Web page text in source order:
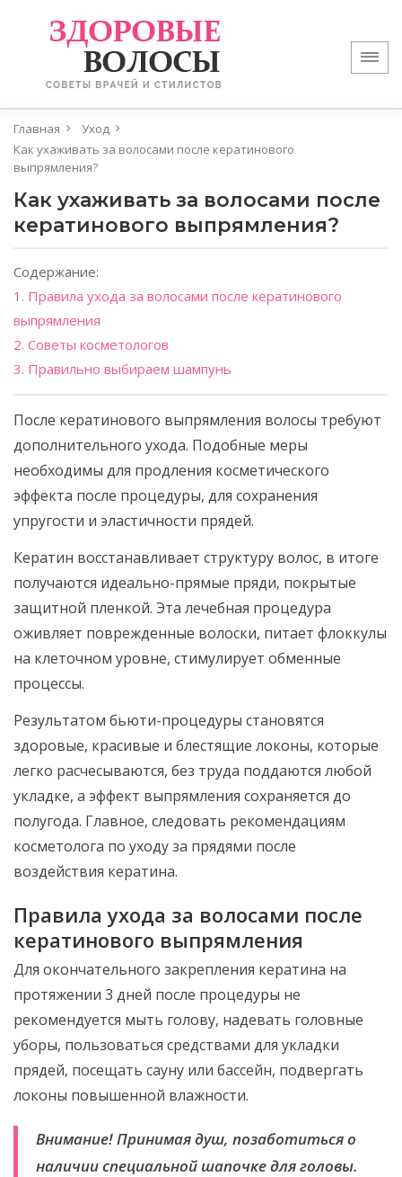
Главная
Уход
Как ухаживать за волосами после кератинового
выпрямления?
Как ухаживать за волосами после
кератинового выпрямления?
Содержание:
1. Правила ухода за волосами после кератинового
выпрямления
2. Советы косметологов
3. Правильно выбираем шампунь
После кератинового выпрямления волосы требуют
дополнительного ухода. Подобные меры
необходимы для продления косметического
эффекта после процедуры, для сохранения
упругости и эластичности прядей.
Кератин восстанавливает структуру волос, в итоге
получаются идеально-прямые пряди, покрытые
защитной пленкой. Эта лечебная процедура
оживляет поврежденные волоски, питает флоккулы
на клеточном уровне, стимулирует обменные
процессы.
Результатом бьюти-процедуры становятся
здоровые, красивые и блестящие локоны, которые
легко расчесываются, без труда поддаются любой
укладке, а эффект выпрямления сохраняется до
полугода. Главное, следовать рекомендациям
косметолога по уходу за прядями после
воздействия кератина.
Правила ухода за волосами после
кератинового выпрямления
Для окончательного закрепления кератина на
протяжении 3 дней после процедуры не
рекомендуется мыть голову, надевать головные
уборы, пользоваться средствами для укладки
прядей, посещать сауну или бассейн, подвергать
локоны повышенной влажности.
Внимание! Принимая душ, позаботиться о
наличии специальной шапочке для головы.